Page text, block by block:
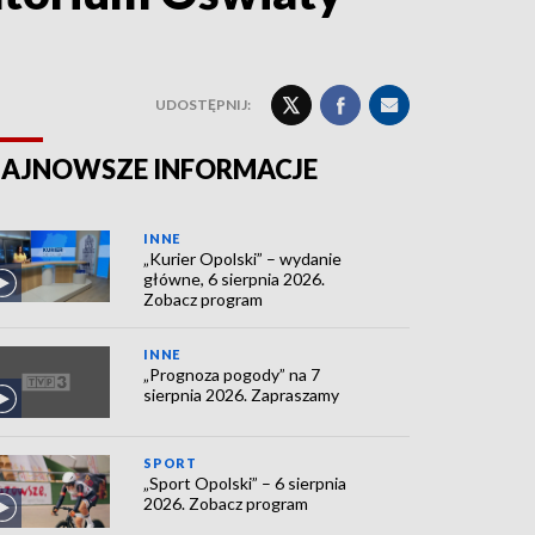
UDOSTĘPNIJ:
INFORMACJE
INNE
„Kurier Opolski” – wydanie
główne, 6 sierpnia 2026.
Zobacz program
INNE
„Prognoza pogody” na 7
sierpnia 2026. Zapraszamy
SPORT
„Sport Opolski” – 6 sierpnia
2026. Zobacz program